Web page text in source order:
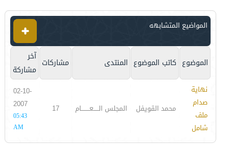
المواضيع المتشابهه
الموضوع كاتب الموضوع المنتدى مشاركات آخر
مشاركة
نهاية
صدام
ملف
شامل
محمد القويفل المجلس الـــــعــــــــام 17
02-10-
2007
05:43
AM